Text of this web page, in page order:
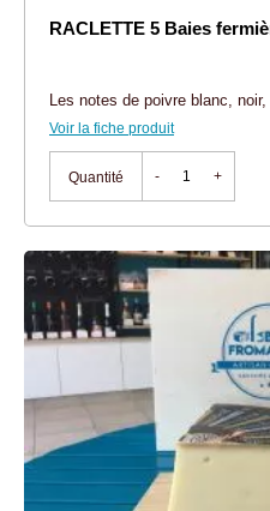
RACLETTE 5 Baies
Les notes de poivre blanc,
Voir la fiche produit
Quantité - +